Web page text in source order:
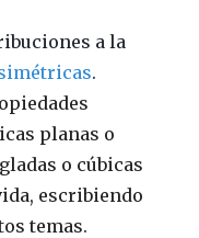
a la
.
planas o
o cúbicas
escribiendo
temas.